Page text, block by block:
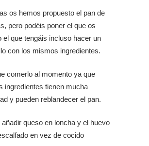
os hemos propuesto el pan de
pero podéis poner el que os
el que tengáis incluso hacer un
con los mismos ingredientes.
comerlo al momento ya que
ingredientes tienen mucha
y pueden reblandecer el pan.
añadir queso en loncha y el huevo
en vez de cocido